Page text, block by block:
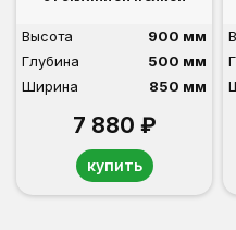
Высота
900 мм
Глубина
500 мм
Ширина
850 мм
7 880 ₽
купить